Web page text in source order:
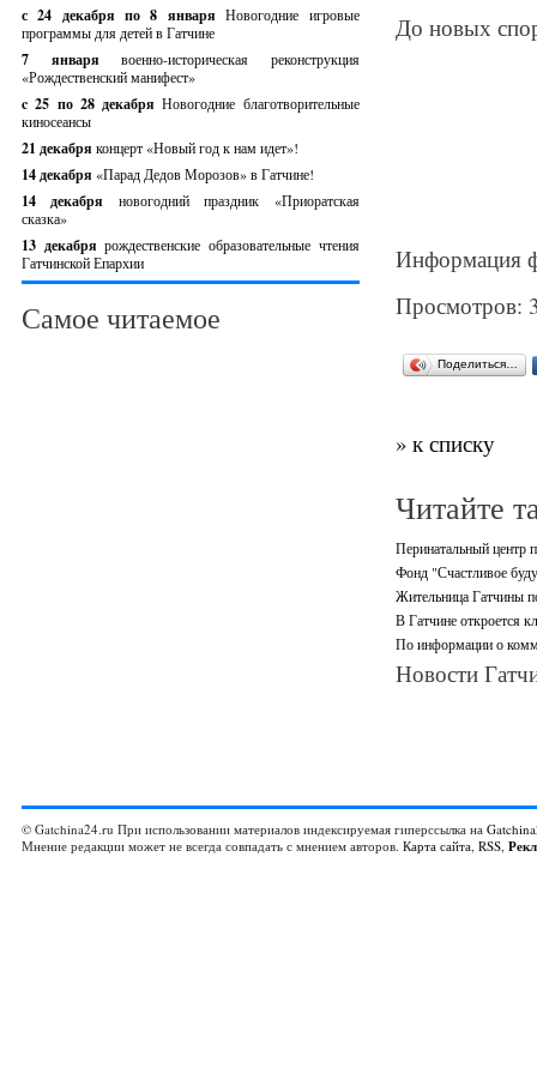
с 24 декабря по 8 январяНовогодние игровые
программы для детей в Гатчине
7 январявоенно-историческая реконструкция
«Рождественский манифест»
c 25 по 28 декабряНовогодние благотворительные
киносеансы
21 декабря концерт «Новый год к нам идет»!
14 декабря «Парад Дедов Морозов» в Гатчине!
14 декабря новогодний праздник «Приоратская
сказка»
13 декабрярождественские образовательные чтения
Гатчинской Епархии
Самое читаемое
До новых
Информация
Просмотров:
Поделиться…
» к списку
Читайте
Перинатальный центр
Фонд "Счастливое
Жительница Гатчины
В Гатчине откроется
По информации о
Новости
© Gatchina24.ru При использовании материалов индексируемая гиперссылка на
Мнение редакции может не всегда совпадать с мнением авторов. Карта сайта, RSS,